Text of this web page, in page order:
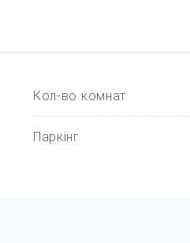
Кол-во комнат
Паркінг